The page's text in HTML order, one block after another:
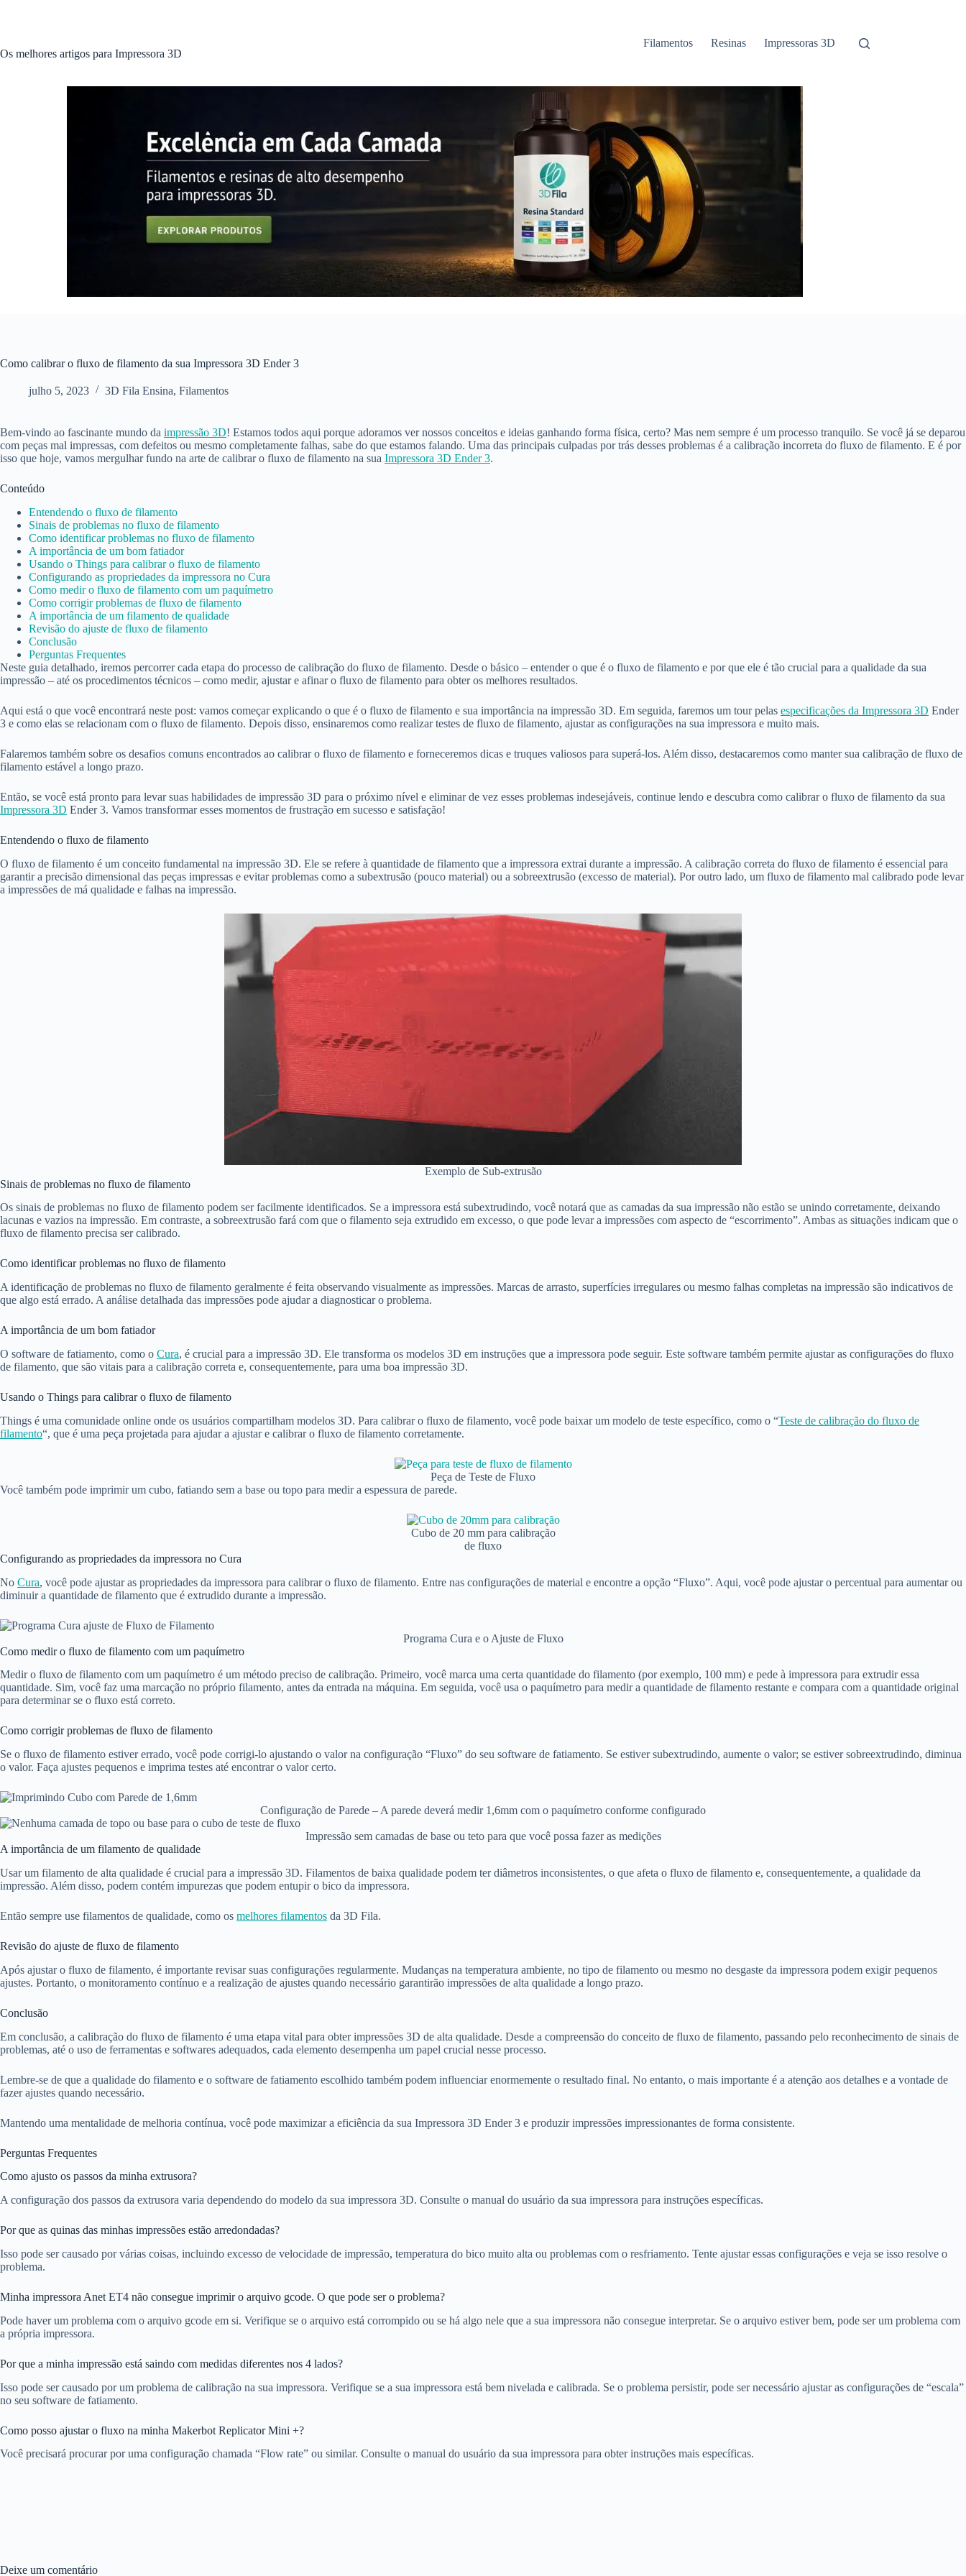
Os melhores artigos para Impressora 3D
Filamentos Resinas Impressoras 3D
Como calibrar o fluxo de filamento da sua Impressora 3D Ender 3
julho 5, 2023 3D Fila Ensina, Filamentos
Bem-vindo ao fascinante mundo da impressão 3D! Estamos todos aqui porque adoramos ver nossos conceitos e ideias ganhando forma física, certo? Mas nem sempre é um processo tranquilo. Se você já se deparou
com peças mal impressas, com defeitos ou mesmo completamente falhas, sabe do que estamos falando. Uma das principais culpadas por trás desses problemas é a calibração incorreta do fluxo de filamento. E é por
isso que hoje, vamos mergulhar fundo na arte de calibrar o fluxo de filamento na sua Impressora 3D Ender 3.
Conteúdo
Entendendo o fluxo de filamento
Sinais de problemas no fluxo de filamento
Como identificar problemas no fluxo de filamento
A importância de um bom fatiador
Usando o Things para calibrar o fluxo de filamento
Configurando as propriedades da impressora no Cura
Como medir o fluxo de filamento com um paquímetro
Como corrigir problemas de fluxo de filamento
A importância de um filamento de qualidade
Revisão do ajuste de fluxo de filamento
Conclusão
Perguntas Frequentes
Neste guia detalhado, iremos percorrer cada etapa do processo de calibração do fluxo de filamento. Desde o básico – entender o que é o fluxo de filamento e por que ele é tão crucial para a qualidade da sua
impressão – até os procedimentos técnicos – como medir, ajustar e afinar o fluxo de filamento para obter os melhores resultados.
Aqui está o que você encontrará neste post: vamos começar explicando o que é o fluxo de filamento e sua importância na impressão 3D. Em seguida, faremos um tour pelas especificações da Impressora 3D Ender
3 e como elas se relacionam com o fluxo de filamento. Depois disso, ensinaremos como realizar testes de fluxo de filamento, ajustar as configurações na sua impressora e muito mais.
Falaremos também sobre os desafios comuns encontrados ao calibrar o fluxo de filamento e forneceremos dicas e truques valiosos para superá-los. Além disso, destacaremos como manter sua calibração de fluxo de
filamento estável a longo prazo.
Então, se você está pronto para levar suas habilidades de impressão 3D para o próximo nível e eliminar de vez esses problemas indesejáveis, continue lendo e descubra como calibrar o fluxo de filamento da sua
Impressora 3D Ender 3. Vamos transformar esses momentos de frustração em sucesso e satisfação!
Entendendo o fluxo de filamento
O fluxo de filamento é um conceito fundamental na impressão 3D. Ele se refere à quantidade de filamento que a impressora extrai durante a impressão. A calibração correta do fluxo de filamento é essencial para
garantir a precisão dimensional das peças impressas e evitar problemas como a subextrusão (pouco material) ou a sobreextrusão (excesso de material). Por outro lado, um fluxo de filamento mal calibrado pode levar
a impressões de má qualidade e falhas na impressão.
Exemplo de Sub-extrusão
Sinais de problemas no fluxo de filamento
Os sinais de problemas no fluxo de filamento podem ser facilmente identificados. Se a impressora está subextrudindo, você notará que as camadas da sua impressão não estão se unindo corretamente, deixando
lacunas e vazios na impressão. Em contraste, a sobreextrusão fará com que o filamento seja extrudido em excesso, o que pode levar a impressões com aspecto de “escorrimento”. Ambas as situações indicam que o
fluxo de filamento precisa ser calibrado.
Como identificar problemas no fluxo de filamento
A identificação de problemas no fluxo de filamento geralmente é feita observando visualmente as impressões. Marcas de arrasto, superfícies irregulares ou mesmo falhas completas na impressão são indicativos de
que algo está errado. A análise detalhada das impressões pode ajudar a diagnosticar o problema.
A importância de um bom fatiador
O software de fatiamento, como o Cura, é crucial para a impressão 3D. Ele transforma os modelos 3D em instruções que a impressora pode seguir. Este software também permite ajustar as configurações do fluxo
de filamento, que são vitais para a calibração correta e, consequentemente, para uma boa impressão 3D.
Usando o Things para calibrar o fluxo de filamento
Things é uma comunidade online onde os usuários compartilham modelos 3D. Para calibrar o fluxo de filamento, você pode baixar um modelo de teste específico, como o “Teste de calibração do fluxo de
filamento“, que é uma peça projetada para ajudar a ajustar e calibrar o fluxo de filamento corretamente.
Peça de Teste de Fluxo
Você também pode imprimir um cubo, fatiando sem a base ou topo para medir a espessura de parede.
Cubo de 20 mm para calibração
de fluxo
Configurando as propriedades da impressora no Cura
No Cura, você pode ajustar as propriedades da impressora para calibrar o fluxo de filamento. Entre nas configurações de material e encontre a opção “Fluxo”. Aqui, você pode ajustar o percentual para aumentar ou
diminuir a quantidade de filamento que é extrudido durante a impressão.
Programa Cura e o Ajuste de Fluxo
Como medir o fluxo de filamento com um paquímetro
Medir o fluxo de filamento com um paquímetro é um método preciso de calibração. Primeiro, você marca uma certa quantidade do filamento (por exemplo, 100 mm) e pede à impressora para extrudir essa
quantidade. Sim, você faz uma marcação no próprio filamento, antes da entrada na máquina. Em seguida, você usa o paquímetro para medir a quantidade de filamento restante e compara com a quantidade original
para determinar se o fluxo está correto.
Como corrigir problemas de fluxo de filamento
Se o fluxo de filamento estiver errado, você pode corrigi-lo ajustando o valor na configuração “Fluxo” do seu software de fatiamento. Se estiver subextrudindo, aumente o valor; se estiver sobreextrudindo, diminua
o valor. Faça ajustes pequenos e imprima testes até encontrar o valor certo.
Configuração de Parede – A parede deverá medir 1,6mm com o paquímetro conforme configurado
Impressão sem camadas de base ou teto para que você possa fazer as medições
A importância de um filamento de qualidade
Usar um filamento de alta qualidade é crucial para a impressão 3D. Filamentos de baixa qualidade podem ter diâmetros inconsistentes, o que afeta o fluxo de filamento e, consequentemente, a qualidade da
impressão. Além disso, podem contém impurezas que podem entupir o bico da impressora.
Então sempre use filamentos de qualidade, como os melhores filamentos da 3D Fila.
Revisão do ajuste de fluxo de filamento
Após ajustar o fluxo de filamento, é importante revisar suas configurações regularmente. Mudanças na temperatura ambiente, no tipo de filamento ou mesmo no desgaste da impressora podem exigir pequenos
ajustes. Portanto, o monitoramento contínuo e a realização de ajustes quando necessário garantirão impressões de alta qualidade a longo prazo.
Conclusão
Em conclusão, a calibração do fluxo de filamento é uma etapa vital para obter impressões 3D de alta qualidade. Desde a compreensão do conceito de fluxo de filamento, passando pelo reconhecimento de sinais de
problemas, até o uso de ferramentas e softwares adequados, cada elemento desempenha um papel crucial nesse processo.
Lembre-se de que a qualidade do filamento e o software de fatiamento escolhido também podem influenciar enormemente o resultado final. No entanto, o mais importante é a atenção aos detalhes e a vontade de
fazer ajustes quando necessário.
Mantendo uma mentalidade de melhoria contínua, você pode maximizar a eficiência da sua Impressora 3D Ender 3 e produzir impressões impressionantes de forma consistente.
Perguntas Frequentes
Como ajusto os passos da minha extrusora?
A configuração dos passos da extrusora varia dependendo do modelo da sua impressora 3D. Consulte o manual do usuário da sua impressora para instruções específicas.
Por que as quinas das minhas impressões estão arredondadas?
Isso pode ser causado por várias coisas, incluindo excesso de velocidade de impressão, temperatura do bico muito alta ou problemas com o resfriamento. Tente ajustar essas configurações e veja se isso resolve o
problema.
Minha impressora Anet ET4 não consegue imprimir o arquivo gcode. O que pode ser o problema?
Pode haver um problema com o arquivo gcode em si. Verifique se o arquivo está corrompido ou se há algo nele que a sua impressora não consegue interpretar. Se o arquivo estiver bem, pode ser um problema com
a própria impressora.
Por que a minha impressão está saindo com medidas diferentes nos 4 lados?
Isso pode ser causado por um problema de calibração na sua impressora. Verifique se a sua impressora está bem nivelada e calibrada. Se o problema persistir, pode ser necessário ajustar as configurações de “escala”
no seu software de fatiamento.
Como posso ajustar o fluxo na minha Makerbot Replicator Mini +?
Você precisará procurar por uma configuração chamada “Flow rate” ou similar. Consulte o manual do usuário da sua impressora para obter instruções mais específicas.
Deixe um comentário